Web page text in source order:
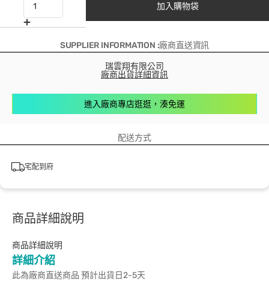
加入購物袋
SUPPLIER INFORMATION :廠商直送資訊
瑞雲翔有限公司
廠商出貨詳細資訊
進入廠商專店逛逛，湊免運
配送方式
宅配到府
商品詳細說明
商品詳細說明
詳細介紹
此為廠商直送商品 預計出貨日2-5天